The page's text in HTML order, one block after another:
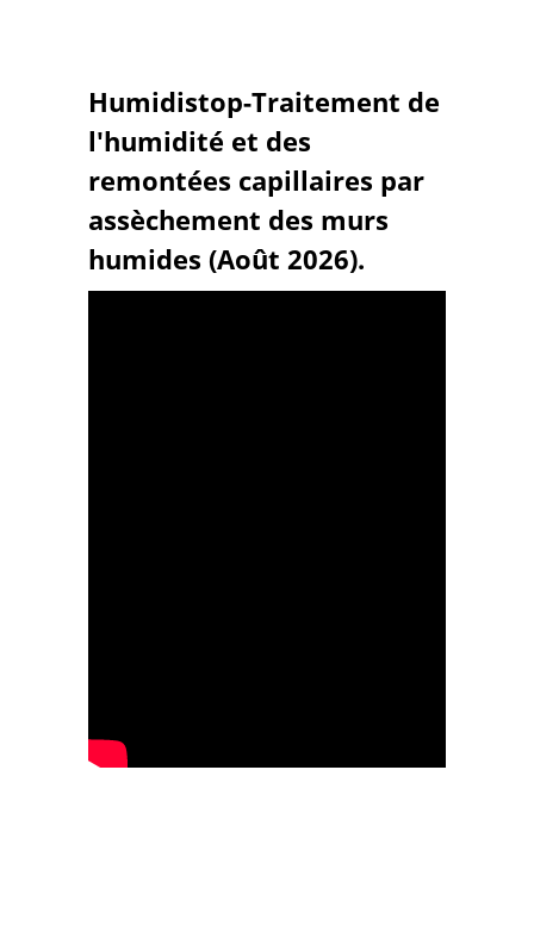
Humidistop-Traitement de
l'humidité et des
remontées capillaires par
assèchement des murs
humides (Août 2026).